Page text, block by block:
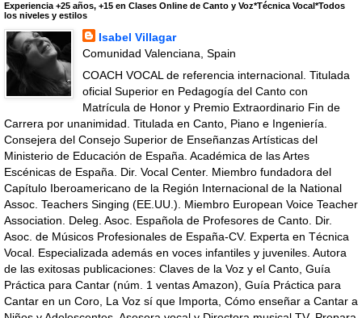
Experiencia +25 años, +15 en Clases Online de Canto y Voz*Técnica Vocal*Todos
los niveles y estilos
Isabel Villagar
Comunidad Valenciana, Spain
COACH VOCAL de referencia internacional. Titulada
oficial Superior en Pedagogía del Canto con
Matrícula de Honor y Premio Extraordinario Fin de
Carrera por unanimidad. Titulada en Canto, Piano e Ingeniería.
Consejera del Consejo Superior de Enseñanzas Artísticas del
Ministerio de Educación de España. Académica de las Artes
Escénicas de España. Dir. Vocal Center. Miembro fundadora del
Capítulo Iberoamericano de la Región Internacional de la National
Assoc. Teachers Singing (EE.UU.). Miembro European Voice Teacher
Association. Deleg. Asoc. Española de Profesores de Canto. Dir.
Asoc. de Músicos Profesionales de España-CV. Experta en Técnica
Vocal. Especializada además en voces infantiles y juveniles. Autora
de las exitosas publicaciones: Claves de la Voz y el Canto, Guía
Práctica para Cantar (núm. 1 ventas Amazon), Guía Práctica para
Cantar en un Coro, La Voz sí que Importa, Cómo enseñar a Cantar a